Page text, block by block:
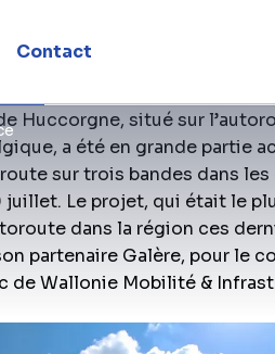
Contact
Huccorgne, situé sur
a été en grande partie
sur trois bandes dans les
Le projet, qui était le
dans la région ces
partenaire Galère, pour le
de Wallonie Mobilité &